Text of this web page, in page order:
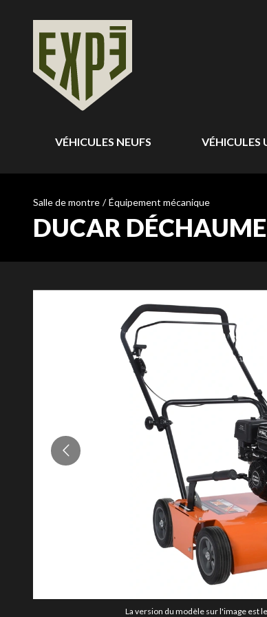
VÉHICULES NEUFS VÉHICULES
Salle de montre / Équipement mécanique
DUCAR
La version du modèle sur l'image est